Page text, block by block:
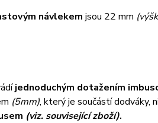
návlekem jsou 22 mm
jednoduchým dotažením
(5mm), který je součástí dodváky,
(viz. související zboží).